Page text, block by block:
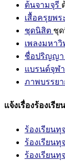
ต้นจามจุรี
เสื้อครุยพ
ชุดนิสิต ชุ
เพลงมหาวิ
ชื่อปริญญา
แบรนด์จุฬ
ภาพบรรย
แจ้งเรื่องร้องเรีย
ร้องเรียน
ร้องเรียน
ร้องเรียน